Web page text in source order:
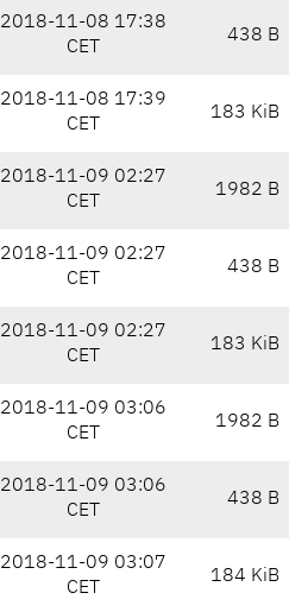
2018-11-08 17:38
CET
438 B
2018-11-08 17:39
CET
183 KiB
2018-11-09 02:27
CET
1982 B
2018-11-09 02:27
CET
438 B
2018-11-09 02:27
CET
183 KiB
2018-11-09 03:06
CET
1982 B
2018-11-09 03:06
CET
438 B
2018-11-09 03:07
CET
184 KiB